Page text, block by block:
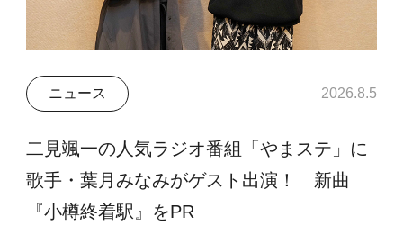
ニュース 2026.8.5
二見颯一の人気ラジオ番組「やまステ」に
歌手・葉月みなみがゲスト出演！ 新曲
『小樽終着駅』をPR